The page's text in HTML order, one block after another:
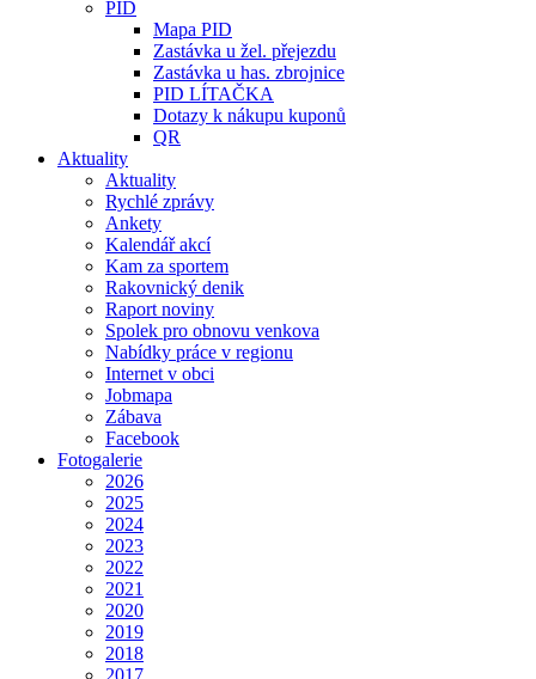
PID
Mapa PID
Zastávka u žel. přejezdu
Zastávka u has. zbrojnice
PID LÍTAČKA
Dotazy k nákupu kuponů
QR
Aktuality
Aktuality
Rychlé zprávy
Ankety
Kalendář akcí
Kam za sportem
Rakovnický denik
Raport noviny
Spolek pro obnovu venkova
Nabídky práce v regionu
Internet v obci
Jobmapa
Zábava
Facebook
Fotogalerie
2026
2025
2024
2023
2022
2021
2020
2019
2018
2017